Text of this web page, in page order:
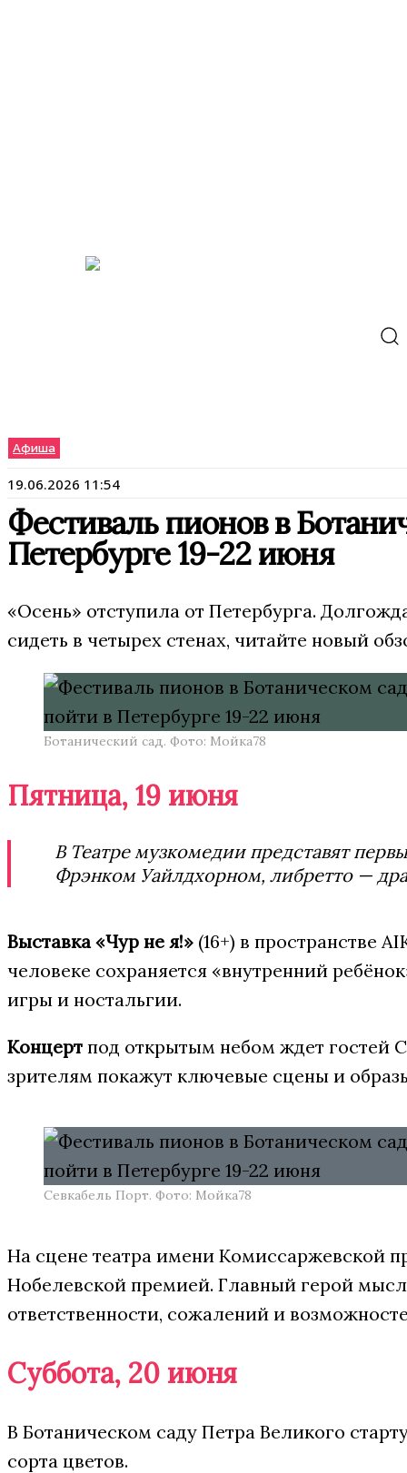
Афиша
19.06.2026 11:54
Фестиваль пионов в
Петербурге 19-22 июня
«Осень» отступила от Петербурга.
сидеть в четырех стенах, читайте новый
Ботанический сад. Фото: Мойка78
Пятница, 19 июня
В Театре музкомедии представят
Фрэнком Уайлдхорном, либретто —
Выставка «Чур не я!» (16+) в пространстве
человеке сохраняется «внутренний
игры и ностальгии.
Концерт под открытым небом ждет гостей
зрителям покажут ключевые сцены и
Севкабель Порт. Фото: Мойка78
На сцене театра имени Комиссаржевской
Нобелевской премией. Главный герой
ответственности, сожалений и
Суббота, 20 июня
В Ботаническом саду Петра Великого
сорта цветов.